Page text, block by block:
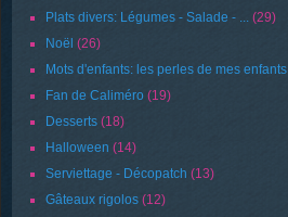
Plats divers: Légumes - Salade - ... (29)
Noël (26)
Mots d'enfants: les perles de mes enfants
Fan de Caliméro (19)
Desserts (18)
Halloween (14)
Serviettage - Décopatch (13)
Gâteaux rigolos (12)